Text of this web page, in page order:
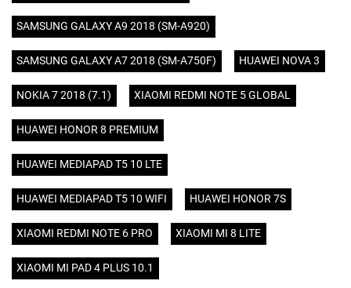
SAMSUNG GALAXY A9 2018 (SM-A920)
SAMSUNG GALAXY A7 2018 (SM-A750F) HUAWEI NOVA 3
NOKIA 7 2018 (7.1) XIAOMI REDMI NOTE 5 GLOBAL
HUAWEI HONOR 8 PREMIUM
HUAWEI MEDIAPAD T5 10 LTE
HUAWEI MEDIAPAD T5 10 WIFI HUAWEI HONOR 7S
XIAOMI REDMI NOTE 6 PRO XIAOMI MI 8 LITE
XIAOMI MI PAD 4 PLUS 10.1